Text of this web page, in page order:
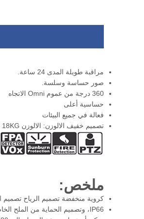
مراقبة طويلة المدى 24 ساعة.
صور حساسة وسلسة.
360 درجة من عموم Omni الاتجاه
حساسية أعلى
فعالة في جميع البيئات
تصميم خفيف الالوزن: الالوزن 18KG
ملخص:
كروية منخفضة تصميم الرياح تصميم
IP66، وتصميم الحماية من الملح الخاصة، ودرجة الحماية تصل إلى مستوى C5-M